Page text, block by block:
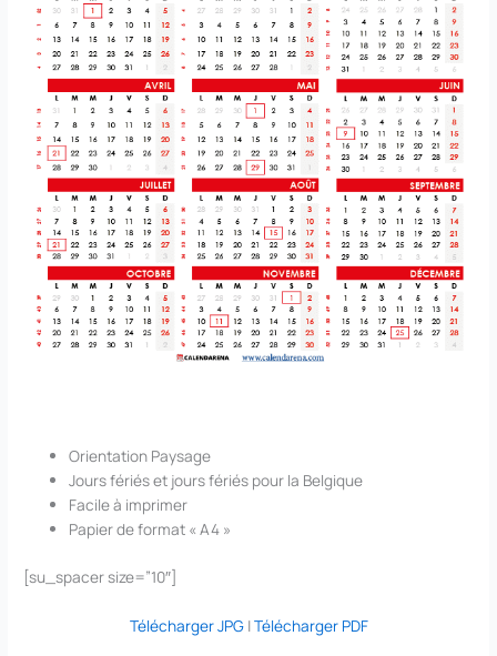
Orientation Paysage
Jours fériés et jours fériés pour la Belgique
Facile à imprimer
Papier de format « A4 »
[su_spacer size=”10″]
Télécharger JPG|Télécharger PDF